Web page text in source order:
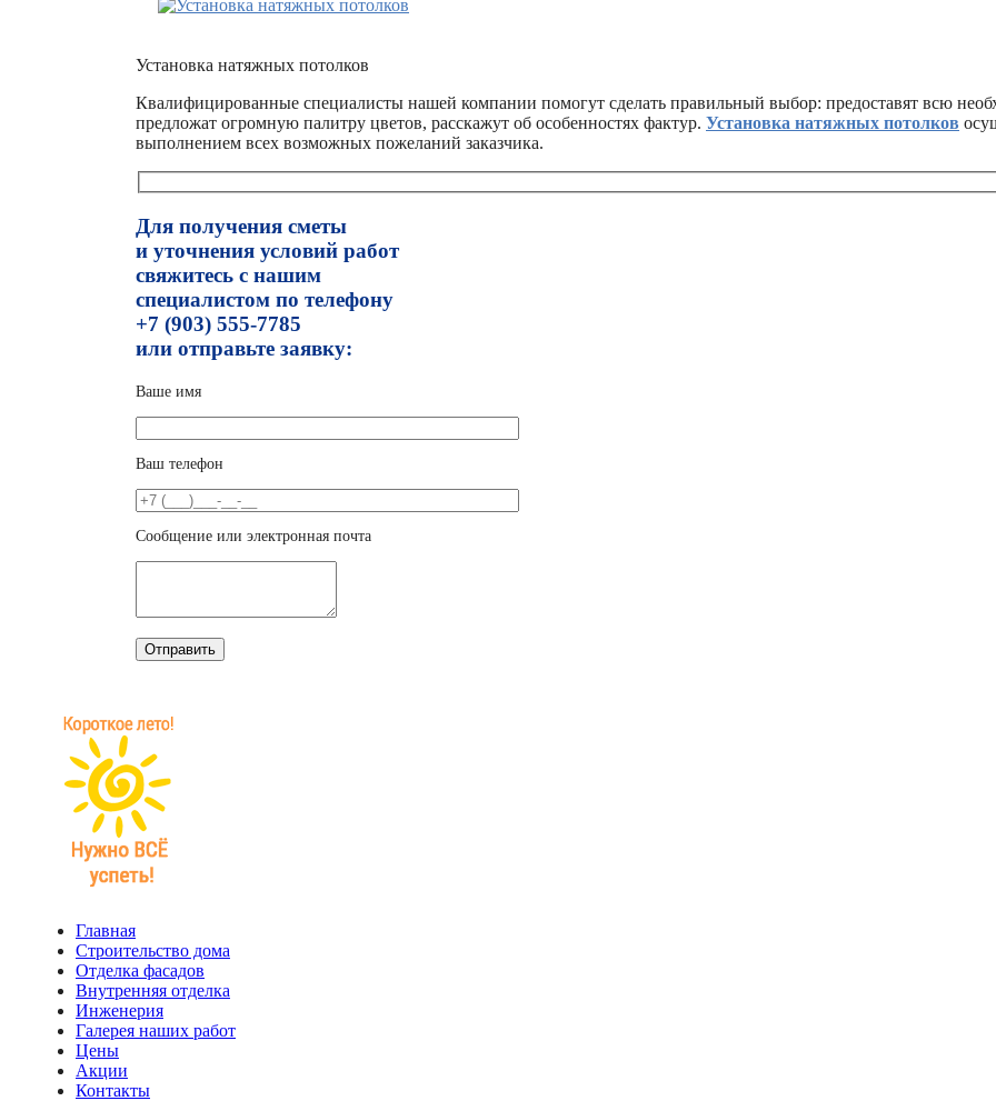
Установка натяжных потолков
Квалифицированные специалисты нашей компании помогут сделать правильный выбор: предоставят всю
предложат огромную палитру цветов, расскажут об особенностях фактур. Установка натяжных потолков
выполнением всех возможных пожеланий заказчика.
Для получения сметы
и уточнения условий работ
свяжитесь с нашим
специалистом по телефону
+7 (903) 555-7785
или отправьте заявку:
Ваше имя
Ваш телефон
Сообщение или электронная почта
Главная
Строительство дома
Отделка фасадов
Внутренняя отделка
Инженерия
Галерея наших работ
Цены
Акции
Контакты